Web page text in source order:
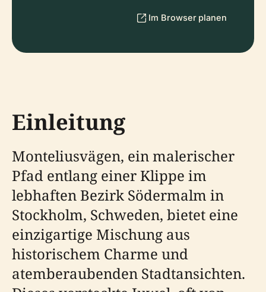
Im Browser planen
Einleitung
Monteliusvägen, ein malerischer
Pfad entlang einer Klippe im
lebhaften Bezirk Södermalm in
Stockholm, Schweden, bietet eine
einzigartige Mischung aus
historischem Charme und
atemberaubenden Stadtansichten.